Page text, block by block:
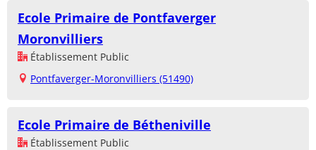
Ecole Primaire de Pontfaverger
Moronvilliers
Établissement Public
Pontfaverger-Moronvilliers (51490)
Ecole Primaire de Bétheniville
Établissement Public